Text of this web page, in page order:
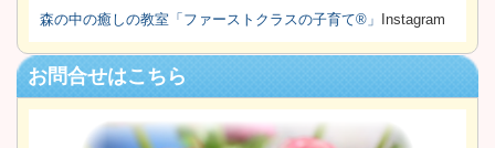
森の中の癒しの教室 「ファーストクラスの子育て®」 Instagram
お問合せはこちら